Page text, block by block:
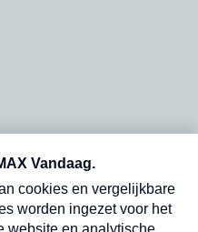
dinsdagochtend in